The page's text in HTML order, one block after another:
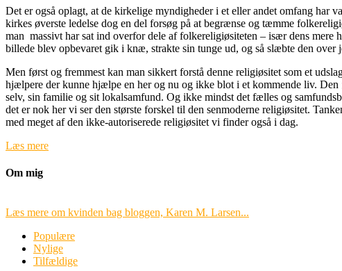
Det er også oplagt, at de kirkelige myndigheder i et eller andet omfang har
kirkes øverste ledelse dog en del forsøg på at begrænse og tæmme
man massivt har sat ind overfor dele af folkereligiøsiteten – især dens mere
billede blev opbevaret gik i knæ, strakte sin tunge ud, og så slæbte den
Men først og fremmest kan man sikkert forstå denne religiøsitet som et
hjælpere der kunne hjælpe en her og nu og ikke blot i et kommende liv.
selv, sin familie og sit lokalsamfund. Og ikke mindst det fælles og
det er nok her vi ser den største forskel til den senmoderne religiøsitet.
med meget af den ikke-autoriserede religiøsitet vi finder også i dag.
Læs mere
Om mig
Læs mere om kvinden bag bloggen, Karen M. Larsen...
Populære
Nylige
Tilfældige